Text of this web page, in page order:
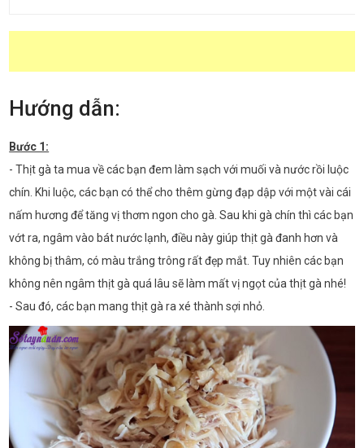
Hướng dẫn:
Bước 1:
- Thịt gà ta mua về các bạn đem làm sạch với muối và nước rồi luộc
chín. Khi luộc, các bạn có thể cho thêm gừng đạp dập với một vài cái
nấm hương để tăng vị thơm ngon cho gà. Sau khi gà chín thì các bạn
vớt ra, ngâm vào bát nước lạnh, điều này giúp thịt gà đanh hơn và
không bị thâm, có màu trắng trông rất đẹp mắt. Tuy nhiên các bạn
không nên ngâm thịt gà quá lâu sẽ làm mất vị ngọt của thịt gà nhé!
- Sau đó, các bạn mang thịt gà ra xé thành sợi nhỏ.